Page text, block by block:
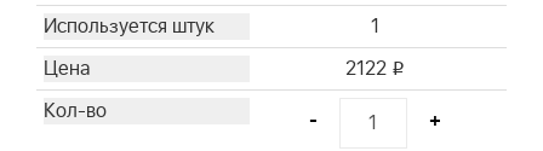
1
2122 i
- +